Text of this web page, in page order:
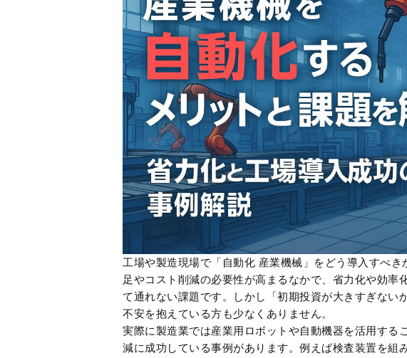
工場や製造現場で「自動化 産業機械」をどう導入すべ
足やコスト削減の必要性が高まるなかで、省力化や効率
て通れない課題です。しかし「初期投資が大きすぎない
不安を抱えている方も少なくありません。
実際に製造業では産業用ロボットや自動機器を活用する
減に成功している事例があります。例えば検査装置を組